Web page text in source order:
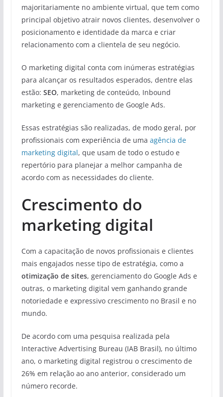
majoritariamente no ambiente virtual, que tem como
principal objetivo atrair novos clientes, desenvolver o
posicionamento e identidade da marca e criar
relacionamento com a clientela de seu negócio.
O marketing digital conta com inúmeras estratégias
para alcançar os resultados esperados, dentre elas
estão: SEO, marketing de conteúdo, Inbound
marketing e gerenciamento de Google Ads.
Essas estratégias são realizadas, de modo geral, por
profissionais com experiência de uma agência de
marketing digital, que usam de todo o estudo e
repertório para planejar a melhor campanha de
acordo com as necessidades do cliente.
Crescimento do
marketing digital
Com a capacitação de novos profissionais e clientes
mais engajados nesse tipo de estratégia, como a
otimização de sites, gerenciamento do Google Ads e
outras, o marketing digital vem ganhando grande
notoriedade e expressivo crescimento no Brasil e no
mundo.
De acordo com uma pesquisa realizada pela
Interactive Advertising Bureau (IAB Brasil), no último
ano, o marketing digital registrou o crescimento de
26% em relação ao ano anterior, considerado um
número recorde.